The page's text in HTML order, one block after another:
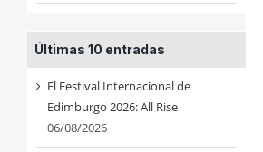
Últimas 10 entradas
El Festival Internacional de
Edimburgo 2026: All Rise
06/08/2026